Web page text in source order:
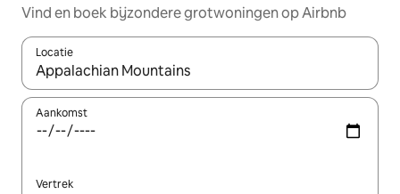
Vind en boek bijzondere grotwoningen op Airbnb
Locatie
Wanneer er suggesties beschikbaar zijn, maak je een keuze
Aankomst
Vertrek